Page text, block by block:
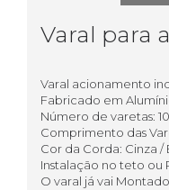
Varal para
Varal acionamento
Fabricado em
Número de varetas:
Comprimento das
Cor da Corda: Cinza /
Instalação no teto ou
O varal já vai